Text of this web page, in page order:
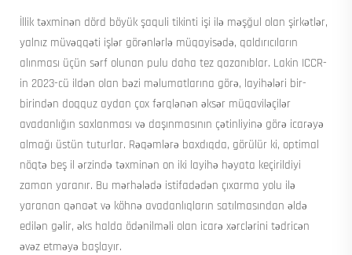
İllik təxminən dörd böyük şaquli tikinti işi ilə məşğul olan şirkətlər,
yalnız müvəqqəti işlər görənlərlə müqayisədə, qaldırıcıların
alınması üçün sərf olunan pulu daha tez qazanıblar. Lakin ICCR-
in 2023-cü ildən olan bəzi məlumatlarına görə, layihələri bir-
birindən doqquz aydan çox fərqlənən əksər müqaviləçilər
avadanlığın saxlanması və daşınmasının çətinliyinə görə icarəyə
almağı üstün tuturlar. Rəqəmlərə baxdıqda, görülür ki, optimal
nöqtə beş il ərzində təxminən on iki layihə həyata keçirildiyi
zaman yaranır. Bu mərhələdə istifadədən çıxarma yolu ilə
yaranan qənaət və köhnə avadanlıqların satılmasından əldə
edilən gəlir, əks halda ödənilməli olan icarə xərclərini tədricən
əvəz etməyə başlayır.